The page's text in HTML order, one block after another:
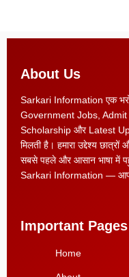
About Us
Sarkari Information एक
Government Jobs,
Scholarship और Latest
मिलती है। हमारा उद्देश्य
सबसे पहले और आसान भाषा में
Sarkari Information —
Important Pages
Home